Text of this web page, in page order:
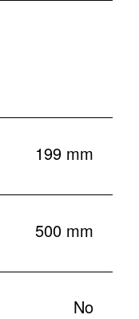
199 mm
500 mm
No